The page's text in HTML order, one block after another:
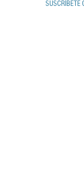
SUSCRÍBETE